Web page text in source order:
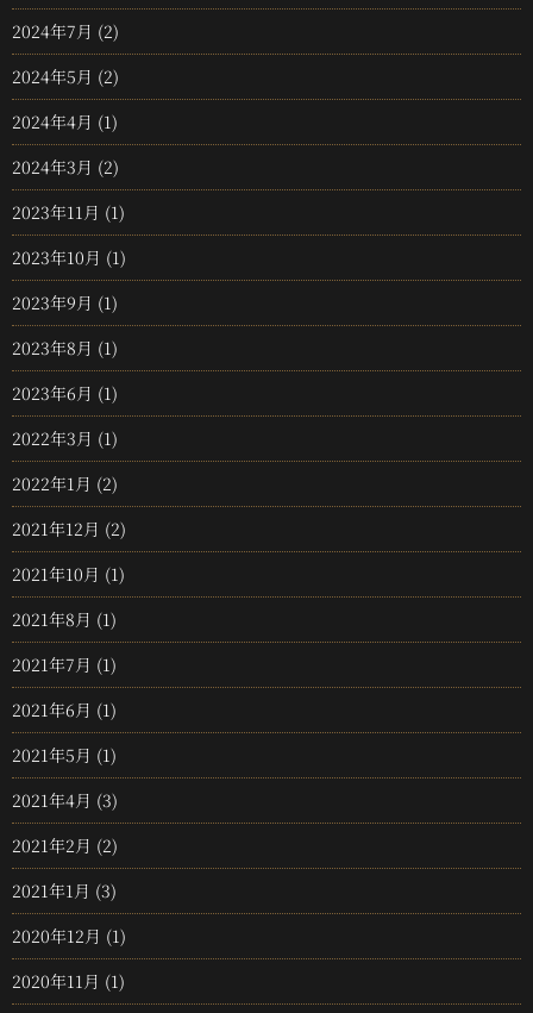
2024年7月 (2)
2024年5月 (2)
2024年4月 (1)
2024年3月 (2)
2023年11月 (1)
2023年10月 (1)
2023年9月 (1)
2023年8月 (1)
2023年6月 (1)
2022年3月 (1)
2022年1月 (2)
2021年12月 (2)
2021年10月 (1)
2021年8月 (1)
2021年7月 (1)
2021年6月 (1)
2021年5月 (1)
2021年4月 (3)
2021年2月 (2)
2021年1月 (3)
2020年12月 (1)
2020年11月 (1)